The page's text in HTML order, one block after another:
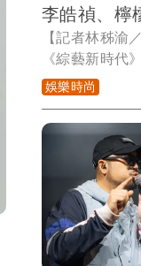
李皓禎、檸
【記者林秭渝
《綜藝新時代
人阿翔、楊繡
來賓李晧禎在
分享這裡是全
全亞洲也是數
娛樂時尚